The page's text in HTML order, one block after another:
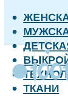
ТКАНИ